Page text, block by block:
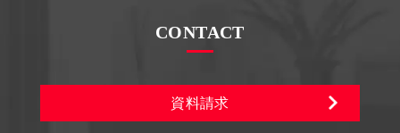
CONTACT
資料請求